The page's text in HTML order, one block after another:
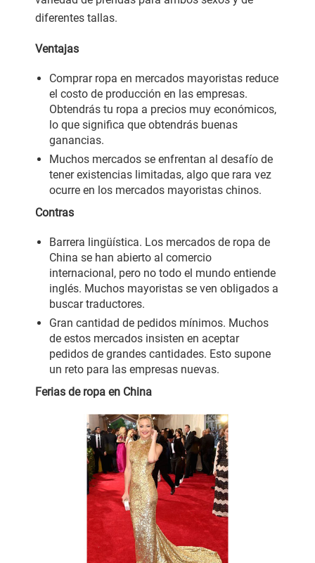
diferentes tallas.
Ventajas
Comprar ropa en mercados mayoristas reduce
el costo de producción en las empresas.
Obtendrás tu ropa a precios muy económicos,
lo que significa que obtendrás buenas
ganancias.
Muchos mercados se enfrentan al desafío de
tener existencias limitadas, algo que rara vez
ocurre en los mercados mayoristas chinos.
Contras
Barrera lingüística. Los mercados de ropa de
China se han abierto al comercio
internacional, pero no todo el mundo entiende
inglés. Muchos mayoristas se ven obligados a
buscar traductores.
Gran cantidad de pedidos mínimos. Muchos
de estos mercados insisten en aceptar
pedidos de grandes cantidades. Esto supone
un reto para las empresas nuevas.
Ferias de ropa en China